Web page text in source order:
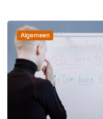
Algemeen